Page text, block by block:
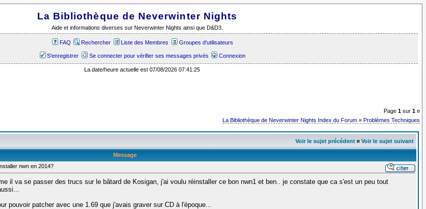
La Bibliothèque de Neverwinter Nights
Aide et informations diverses sur Neverwinter Nights ainsi que D&D3.
FAQ Rechercher Liste des Membres Groupes d'utilisateurs
S'enregistrer Se connecter pour vérifier ses messages privés Connexion
La date/heure actuelle est 07/08/2026 07:41:25
Page1 sur1 ¤
La Bibliothèque de Neverwinter Nights Index du Forum »Problèmes Techniques
Voir le sujet précédent¤ Voir le sujet suivant
Message
nwn en 2014?
il va se passer des trucs sur le bâtard de Kosigan, j'ai voulu réinstaller ce bon nwn1 et ben.. je constate que ca s'est un peu tout
pouvoir patcher avec une 1.69 que j'avais graver sur CD à l'époque...